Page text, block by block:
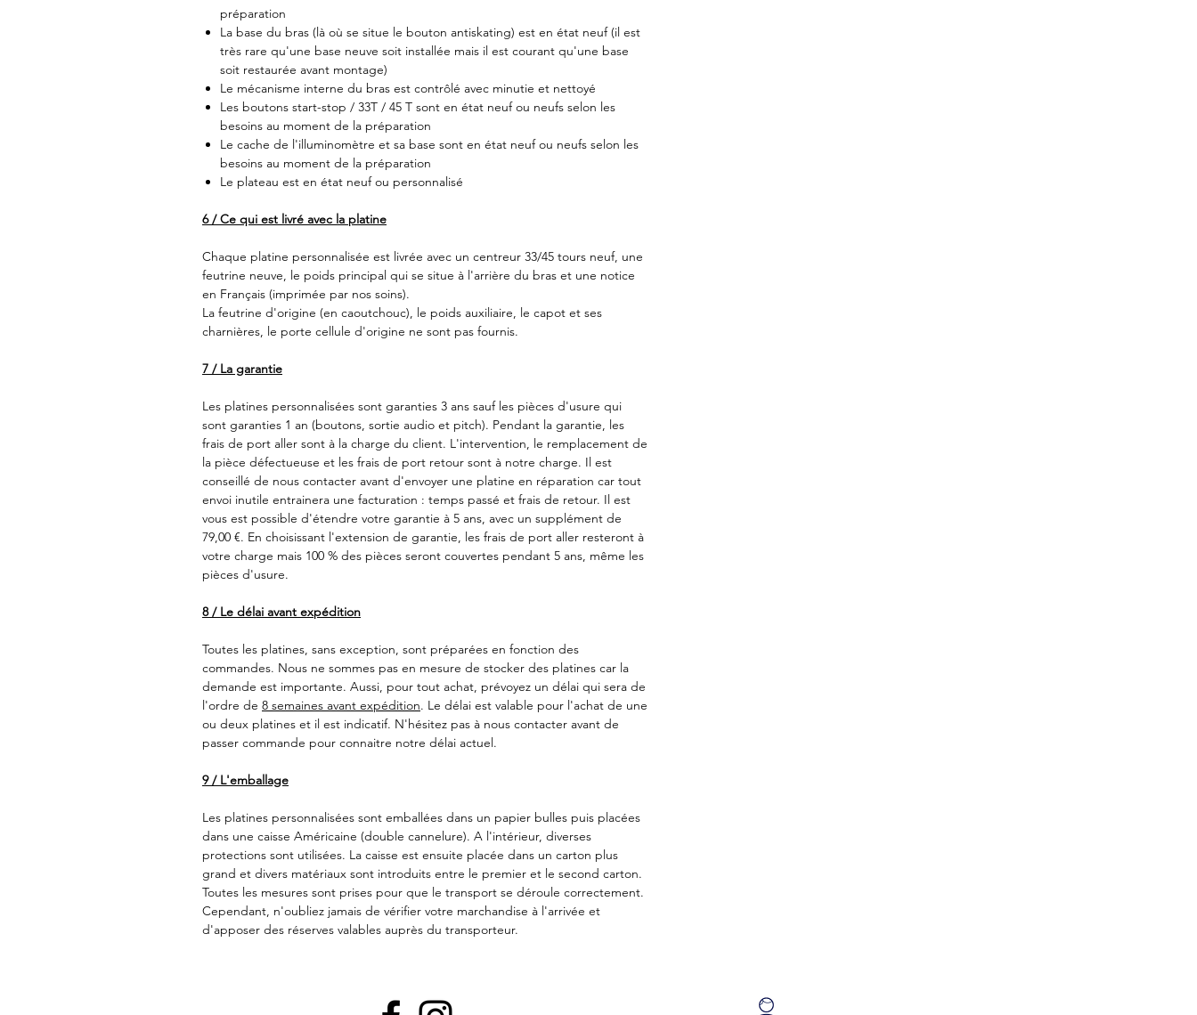
préparation
La base du bras (là où se situe le bouton antiskating) est en état neuf (il est
très rare qu'une base neuve soit installée mais il est courant qu'une base
soit restaurée avant montage)
Le mécanisme interne du bras est contrôlé avec minutie et nettoyé
Les boutons start-stop / 33T / 45 T sont en état neuf ou neufs selon les
besoins au moment de la préparation
Le cache de l'illuminomètre et sa base sont en état neuf ou neufs selon les
besoins au moment de la préparation
Le plateau est en état neuf ou personnalisé
6 / Ce qui est livré avec la platine
Chaque platine personnalisée est livrée avec un centreur 33/45 tours neuf, une
feutrine neuve, le poids principal qui se situe à l'arrière du bras et une notice
en Français (imprimée par nos soins).
La feutrine d'origine (en caoutchouc), le poids auxiliaire, le capot et ses
charnières, le porte cellule d'origine ne sont pas fournis.
7 / La garantie
Les platines personnalisées sont garanties 3 ans sauf les pièces d'usure qui
sont garanties 1 an (boutons, sortie audio et pitch). Pendant la garantie, les
frais de port aller sont à la charge du client. L'intervention, le remplacement de
la pièce défectueuse et les frais de port retour sont à notre charge. Il est
conseillé de nous contacter avant d'envoyer une platine en réparation car tout
envoi inutile entrainera une facturation : temps passé et frais de retour. Il est
vous est possible d'étendre votre garantie à 5 ans, avec un supplément de
79,00 €. En choisissant l'extension de garantie, les frais de port aller resteront à
votre charge mais 100 % des pièces seront couvertes pendant 5 ans, même les
pièces d'usure.
8 / Le délai avant expédition
Toutes les platines, sans exception, sont préparées en fonction des
commandes. Nous ne sommes pas en mesure de stocker des platines car la
demande est importante. Aussi, pour tout achat, prévoyez un délai qui sera de
l'ordre de 8 semaines avant expédition. Le délai est valable pour l'achat de une
ou deux platines et il est indicatif. N'hésitez pas à nous contacter avant de
passer commande pour connaitre notre délai actuel.
9 / L'emballage
Les platines personnalisées sont emballées dans un papier bulles puis placées
dans une caisse Américaine (double cannelure). A l'intérieur, diverses
protections sont utilisées. La caisse est ensuite placée dans un carton plus
grand et divers matériaux sont introduits entre le premier et le second carton.
Toutes les mesures sont prises pour que le transport se déroule correctement.
Cependant, n'oubliez jamais de vérifier votre marchandise à l'arrivée et
d'apposer des réserves valables auprès du transporteur.